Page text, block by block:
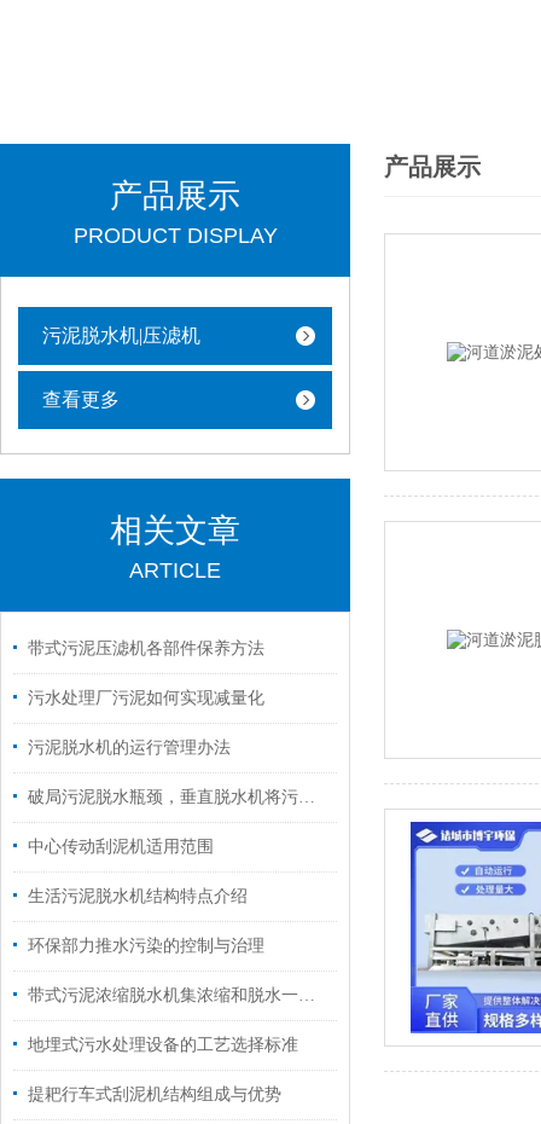
产品展示
PRODUCT DISPLAY
污泥脱水机|压滤机
查看更多
相关文章
ARTICLE
带式污泥压滤机各部件保养方法
污水处理厂污泥如何实现减量化
污泥脱水机的运行管理办法
破局污泥脱水瓶颈，垂直脱水机将污泥含水率降到45%以下
中心传动刮泥机适用范围
生活污泥脱水机结构特点介绍
环保部力推水污染的控制与治理
带式污泥浓缩脱水机集浓缩和脱水一体，占地更小、效果更好！
地埋式污水处理设备的工艺选择标准
提耙行车式刮泥机结构组成与优势
产品展示